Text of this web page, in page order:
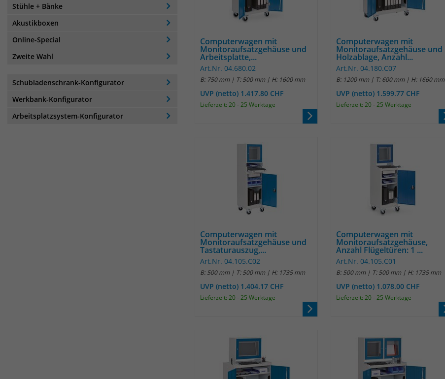
Stühle + Bänke
Akustikboxen
Online-Special
Zweite Wahl
Schubladenschrank-Konfigurator
Werkbank-Konfigurator
Arbeitsplatzsystem-Konfigurator
Computerwagen mit
Monitoraufsatzgehäuse und
Arbeitsplatte,...
Art.Nr. 04.680.02
B: 750 mm | T: 500 mm | H: 1600 mm
UVP (netto) 1.417.80 CHF
Lieferzeit: 20 - 25 Werktage
Computerwagen mit
Monitoraufsatzgehäuse und
Holzablage, Anzahl...
Art.Nr. 04.180.C07
B: 1200 mm | T: 600 mm | H: 1660 mm
UVP (netto) 1.599.77 CHF
Lieferzeit: 20 - 25 Werktage
Computerwagen mit
Monitoraufsatzgehäuse und
Tastaturauszug,...
Art.Nr. 04.105.C02
B: 500 mm | T: 500 mm | H: 1735 mm
UVP (netto) 1.404.17 CHF
Lieferzeit: 20 - 25 Werktage
Computerwagen mit
Monitoraufsatzgehäuse,
Anzahl Flügeltüren: 1 ...
Art.Nr. 04.105.C01
B: 500 mm | T: 500 mm | H: 1735 mm
UVP (netto) 1.078.00 CHF
Lieferzeit: 20 - 25 Werktage
Enthält die gewählten Tracking-Optin-
Name
Anbieter
Laufzeit
Das Cookie wird von Matomo installiert. Das
Cookie wird verwendet, um Besucher-,
Sitzungs- und Kampagnendaten zu
berechnen und die Nutzung der Website für
den Analysebericht der Website zu verfolgen.
und weisen eine randoly generierte Nummer
Die Daten werde lokal auf unserem Server
gespeichert und sind damit externen
Anbieter Matomo
Zweck
Das Cookie wird von Matomo instralliert. Das
Cookie wird verwendet, um Besucher-,
Sitzungs- und Kampagnendaten zu
Die Cookies speichern Informationen anonym
und weisen eine randoly generierte Nummer
zu, um eindeutige Besucher zu identifizieren.
Die Daten werde lokal auf unserem Server